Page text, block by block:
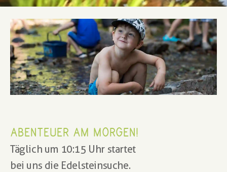
ABENTEUER AM MORGEN!
Täglich um 10:15 Uhr startet
bei uns die Edelsteinsuche.